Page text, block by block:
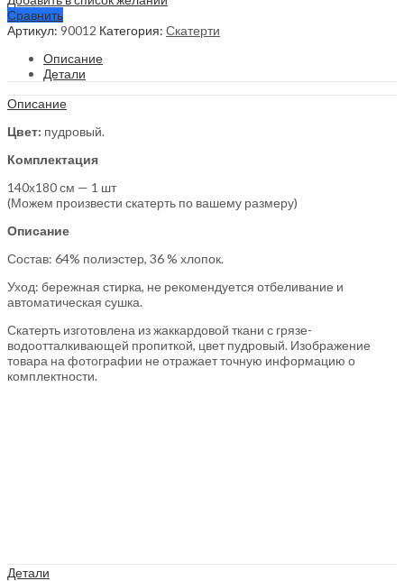
Сравнить
Артикул: 90012 Категория: Скатерти
Описание
Детали
Описание
Цвет: пудровый.
Комплектация
140х180 см — 1 шт
(Можем произвести скатерть по вашему размеру)
Описание
Состав: 64% полиэстер, 36 % хлопок.
Уход: бережная стирка, не рекомендуется отбеливание и
автоматическая сушка.
Скатерть изготовлена из жаккардовой ткани с грязе-
водоотталкивающей пропиткой, цвет пудровый. Изображение
товара на фотографии не отражает точную информацию о
комплектности.
Детали